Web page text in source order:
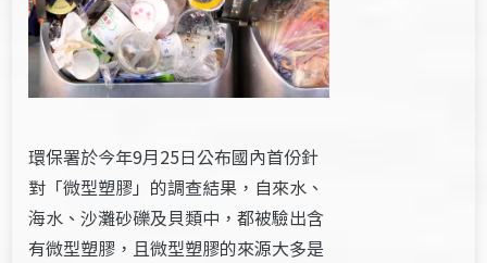
環保署於今年9月25日公布國內首份針
對「微型塑膠」的調查結果，自來水、
海水、沙灘砂礫及貝類中，都被驗出含
有微型塑膠，且微型塑膠的來源大多是